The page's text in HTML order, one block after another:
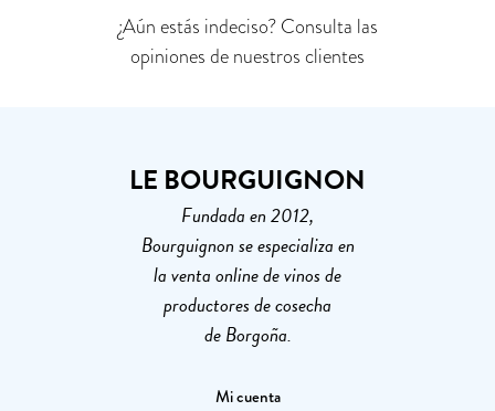
¿Aún estás indeciso? Consulta las
opiniones de nuestros clientes
LE BOURGUIGNON
Fundada en 2012,
Bourguignon se especializa en
la venta online de vinos de
productores de cosecha
de Borgoña.
Mi cuenta